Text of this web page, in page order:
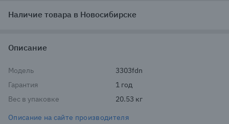
Наличие товара в Новосибирске
Описание
Модель
3303fdn
Гарантия
1 год
Вес в упаковке
20.53 кг
Описание на сайте производителя